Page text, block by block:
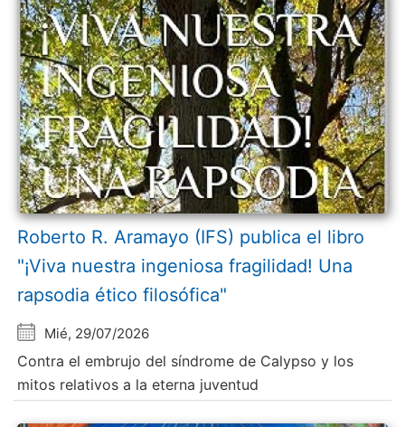
Roberto R. Aramayo (IFS) publica el libro
"¡Viva nuestra ingeniosa fragilidad! Una
rapsodia ético filosófica"
Mié, 29/07/2026
Contra el embrujo del síndrome de Calypso y los
mitos relativos a la eterna juventud